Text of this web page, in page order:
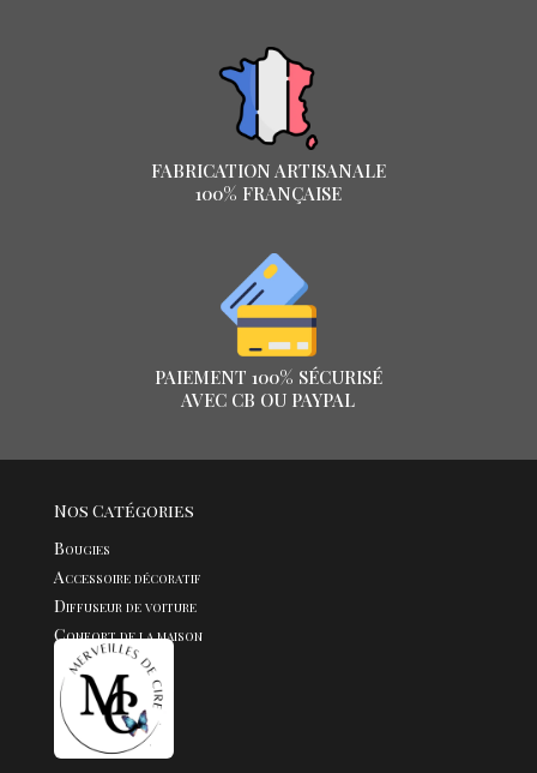
FABRICATION ARTISANALE
100% FRANÇAISE
PAIEMENT 100% SÉCURISÉ
AVEC CB OU PAYPAL
Nos Catégories
Bougies
Accessoire décoratif
Diffuseur de voiture
Confort de la maison
Fondants
Bijoux